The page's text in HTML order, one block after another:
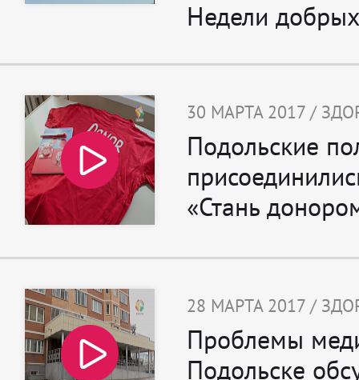
Недели
30 МАРТА 2017 /
Подольские
«Стань
28 МАРТА 2017 /
Проблемы
Подольске